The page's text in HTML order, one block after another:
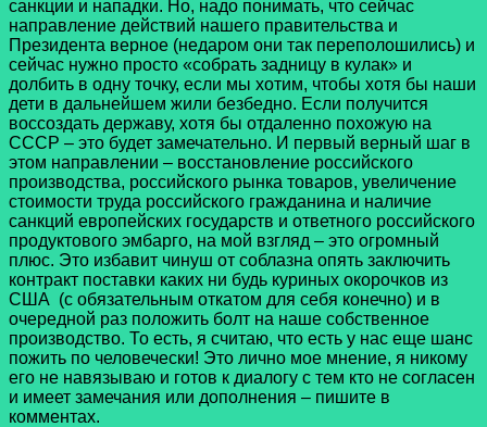
санкции и нападки. Но, надо понимать, что сейчас
направление действий нашего правительства и
Президента верное (недаром они так переполошились) и
сейчас нужно просто «собрать задницу в кулак» и
долбить в одну точку, если мы хотим, чтобы хотя бы наши
дети в дальнейшем жили безбедно. Если получится
воссоздать державу, хотя бы отдаленно похожую на
СССР – это будет замечательно. И первый верный шаг в
этом направлении – восстановление российского
производства, российского рынка товаров, увеличение
стоимости труда российского гражданина и наличие
санкций европейских государств и ответного российского
продуктового эмбарго, на мой взгляд – это огромный
плюс. Это избавит чинуш от соблазна опять заключить
контракт поставки каких ни будь куриных окорочков из
США (с обязательным откатом для себя конечно) и в
очередной раз положить болт на наше собственное
производство. То есть, я считаю, что есть у нас еще шанс
пожить по человечески! Это лично мое мнение, я никому
его не навязываю и готов к диалогу с тем кто не согласен
и имеет замечания или дополнения – пишите в
комментах.